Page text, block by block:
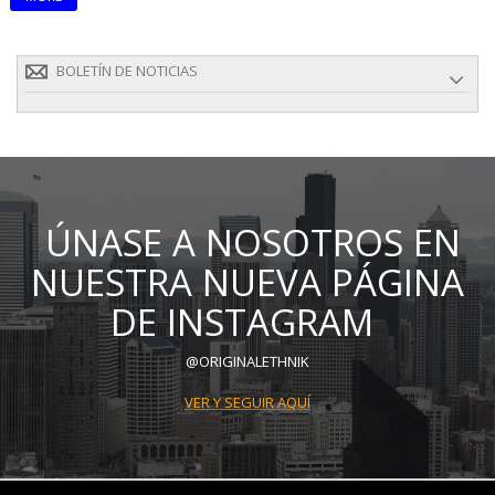
BOLETÍN DE NOTICIAS
ÚNASE A NOSOTROS EN
NUESTRA NUEVA PÁGINA
DE INSTAGRAM
@ORIGINALETHNIK
VER Y SEGUIR AQUÍ